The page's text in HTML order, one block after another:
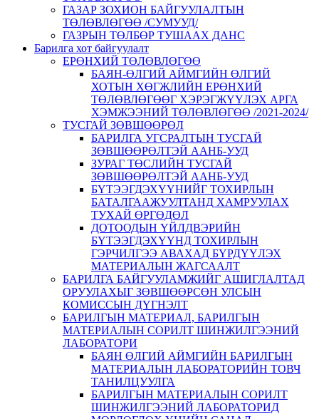
ГАЗАР ЗОХИОН БАЙГУУЛАЛТЫН
ТӨЛӨВЛӨГӨӨ /СУМУУД/
ГАЗРЫН ТӨЛБӨР ТУШААХ ДАНС
Барилга хот байгуулалт
ЕРӨНХИЙ ТӨЛӨВЛӨГӨӨ
БАЯН-ӨЛГИЙ АЙМГИЙН ӨЛГИЙ
ХОТЫН ХӨГЖЛИЙН ЕРӨНХИЙ
ТӨЛӨВЛӨГӨӨГ ХЭРЭГЖҮҮЛЭХ АРГА
ХЭМЖЭЭНИЙ ТӨЛӨВЛӨГӨӨ /2021-2024/
ТУСГАЙ ЗӨВШӨӨРӨЛ
БАРИЛГА УГСРАЛТЫН ТУСГАЙ
ЗӨВШӨӨРӨЛТЭЙ ААНБ-УУД
ЗУРАГ ТӨСЛИЙН ТУСГАЙ
ЗӨВШӨӨРӨЛТЭЙ ААНБ-УУД
БҮТЭЭГДЭХҮҮНИЙГ ТОХИРЛЫН
БАТАЛГААЖУУЛТАНД ХАМРУУЛАХ
ТУХАЙ ӨРГӨДӨЛ
ДОТООДЫН ҮЙЛДВЭРИЙН
БҮТЭЭГДЭХҮҮНД ТОХИРЛЫН
ГЭРЧИЛГЭЭ АВАХАД БҮРДҮҮЛЭХ
МАТЕРИАЛЫН ЖАГСААЛТ
БАРИЛГА БАЙГУУЛАМЖИЙГ АШИГЛАЛТАД
ОРУУЛАХЫГ ЗӨВШӨӨРСӨН УЛСЫН
КОМИССЫН ДҮГНЭЛТ
БАРИЛГЫН МАТЕРИАЛ, БАРИЛГЫН
МАТЕРИАЛЫН СОРИЛТ ШИНЖИЛГЭЭНИЙ
ЛАБОРАТОРИ
БАЯН ӨЛГИЙ АЙМГИЙН БАРИЛГЫН
МАТЕРИАЛЫН ЛАБОРАТОРИЙН ТОВЧ
ТАНИЛЦУУЛГА
БАРИЛГЫН МАТЕРИАЛЫН СОРИЛТ
ШИНЖИЛГЭЭНИЙ ЛАБОРАТОРИД